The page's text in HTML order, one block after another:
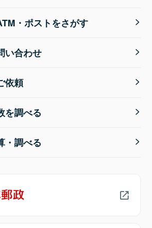
・ポストをさがす
い合わせ
依頼
を調べる
・調べる